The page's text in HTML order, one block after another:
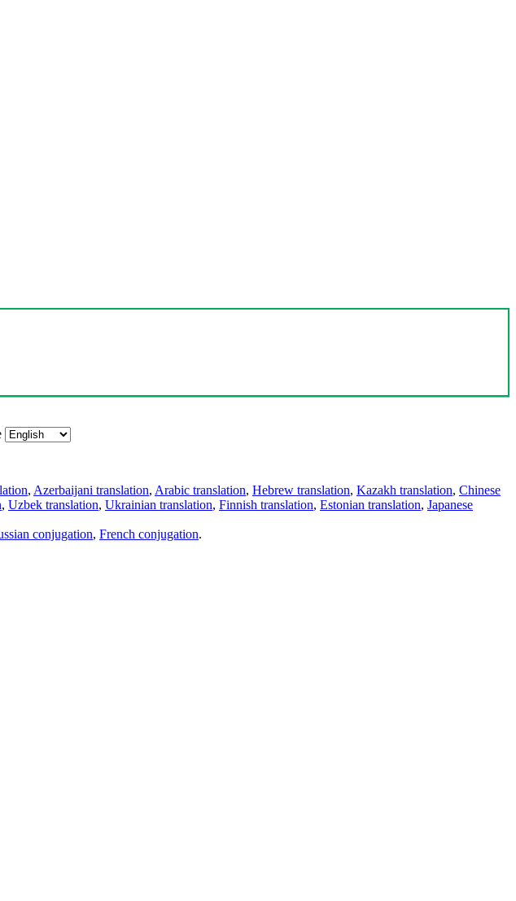
, Azerbaijani translation, Arabic translation, Hebrew translation, Kazakh translation, Chinese
, Uzbek translation, Ukrainian translation, Finnish translation, Estonian translation, Japanese
conjugation, French conjugation.